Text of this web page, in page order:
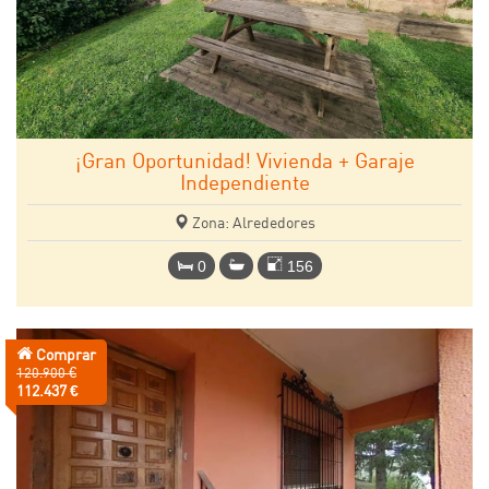
¡Gran Oportunidad! Vivienda + Garaje
Independiente
Zona: Alrededores
0 156
Comprar
Precio
anterior:
120.900 €
Precio:
112.437 €